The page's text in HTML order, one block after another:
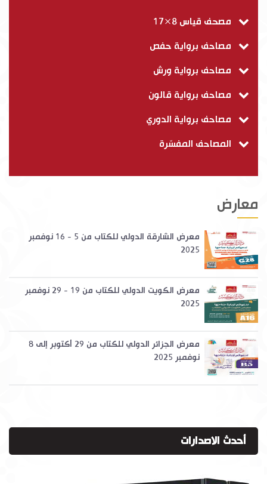
مصحف قياس 8×17
مصاحف برواية حفص
مصاحف برواية ورش
مصاحف برواية قالون
مصاحف برواية الدوري
المصاحف المفسّرة
معارض
معرض الشارقة الدولي للكتاب من 5 - 16 نوفمبر
2025
معرض الكويت الدولي للكتاب من 19 - 29 نوفمبر
2025
معرض الجزائر الدولي للكتاب من 29 أكتوبر إلى 8
نوفمبر 2025
أحدث الاصدارات